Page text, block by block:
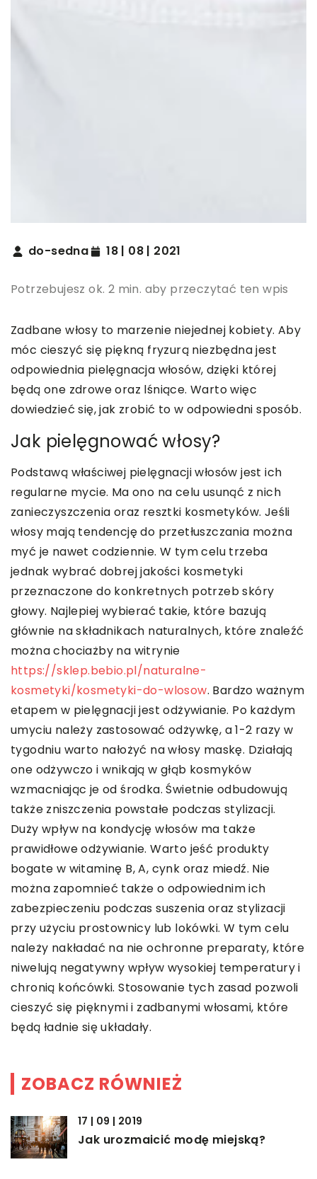
do-sedna 18 | 08 | 2021
Potrzebujesz ok. 2 min. aby przeczytać ten wpis
Zadbane włosy to marzenie niejednej kobiety. Aby
móc cieszyć się piękną fryzurą niezbędna jest
odpowiednia pielęgnacja włosów, dzięki której
będą one zdrowe oraz lśniące. Warto więc
dowiedzieć się, jak zrobić to w odpowiedni sposób.
Jak pielęgnować włosy?
Podstawą właściwej pielęgnacji włosów jest ich
regularne mycie. Ma ono na celu usunąć z nich
zanieczyszczenia oraz resztki kosmetyków. Jeśli
włosy mają tendencję do przetłuszczania można
myć je nawet codziennie. W tym celu trzeba
jednak wybrać dobrej jakości kosmetyki
przeznaczone do konkretnych potrzeb skóry
głowy. Najlepiej wybierać takie, które bazują
głównie na składnikach naturalnych, które znaleźć
można chociażby na witrynie
https://sklep.bebio.pl/naturalne-
kosmetyki/kosmetyki-do-wlosow. Bardzo ważnym
etapem w pielęgnacji jest odżywianie. Po każdym
umyciu należy zastosować odżywkę, a 1-2 razy w
tygodniu warto nałożyć na włosy maskę. Działają
one odżywczo i wnikają w głąb kosmyków
wzmacniając je od środka. Świetnie odbudowują
także zniszczenia powstałe podczas stylizacji.
Duży wpływ na kondycję włosów ma także
prawidłowe odżywianie. Warto jeść produkty
bogate w witaminę B, A, cynk oraz miedź. Nie
można zapomnieć także o odpowiednim ich
zabezpieczeniu podczas suszenia oraz stylizacji
przy użyciu prostownicy lub lokówki. W tym celu
należy nakładać na nie ochronne preparaty, które
niwelują negatywny wpływ wysokiej temperatury i
chronią końcówki. Stosowanie tych zasad pozwoli
cieszyć się pięknymi i zadbanymi włosami, które
będą ładnie się układały.
ZOBACZ RÓWNIEŻ
17 | 09 | 2019
Jak urozmaicić modę miejską?